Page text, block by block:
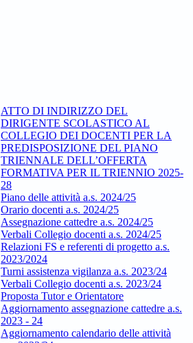
ATTO DI INDIRIZZO DEL
DIRIGENTE SCOLASTICO AL
COLLEGIO DEI DOCENTI PER LA
PREDISPOSIZIONE DEL PIANO
TRIENNALE DELL’OFFERTA
FORMATIVA PER IL TRIENNIO 2025-
28
Piano delle attività a.s. 2024/25
Orario docenti a.s. 2024/25
Assegnazione cattedre a.s. 2024/25
Verbali Collegio docenti a.s. 2024/25
Relazioni FS e referenti di progetto a.s.
2023/2024
Turni assistenza vigilanza a.s. 2023/24
Verbali Collegio docenti a.s. 2023/24
Proposta Tutor e Orientatore
Aggiornamento assegnazione cattedre a.s.
2023 - 24
Aggiornamento calendario delle attività